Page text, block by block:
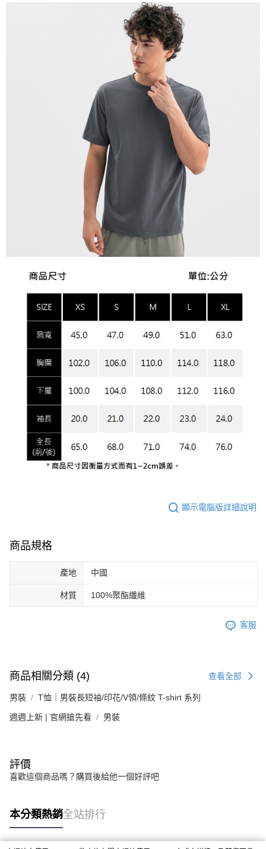
顯示電腦版詳細說明
商品規格
產地 中國
材質 100%聚酯纖維
客服
商品相關分類 (4) 查看全部
男裝 T恤｜男裝長短袖/印花/V領/條紋 T-shirt 系列
週週上新 | 官網搶先看 男裝
評價
喜歡這個商品嗎？購買後給他一個好評吧
本分類熱銷全站排行